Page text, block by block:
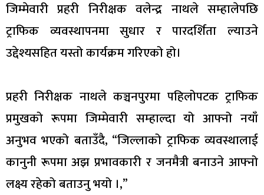
जिम्मेवारी प्रहरी निरीक्षक वलेन्द्र नाथले सम्हालेपछि
ट्राफिक व्यवस्थापनमा सुधार र पारदर्शिता ल्याउने
उद्देश्यसहित यस्तो कार्यक्रम गरिएको हो।
प्रहरी निरीक्षक नाथले कञ्चनपुरमा पहिलोपटक ट्राफिक
प्रमुखको रूपमा जिम्मेवारी सम्हाल्दा यो आफ्नो नयाँ
अनुभव भएको बताउँदै, “जिल्लाको ट्राफिक व्यवस्थालाई
कानुनी रूपमा अझ प्रभावकारी र जनमैत्री बनाउने आफ्नो
लक्ष्य रहेको बताउनु भयो ।,”